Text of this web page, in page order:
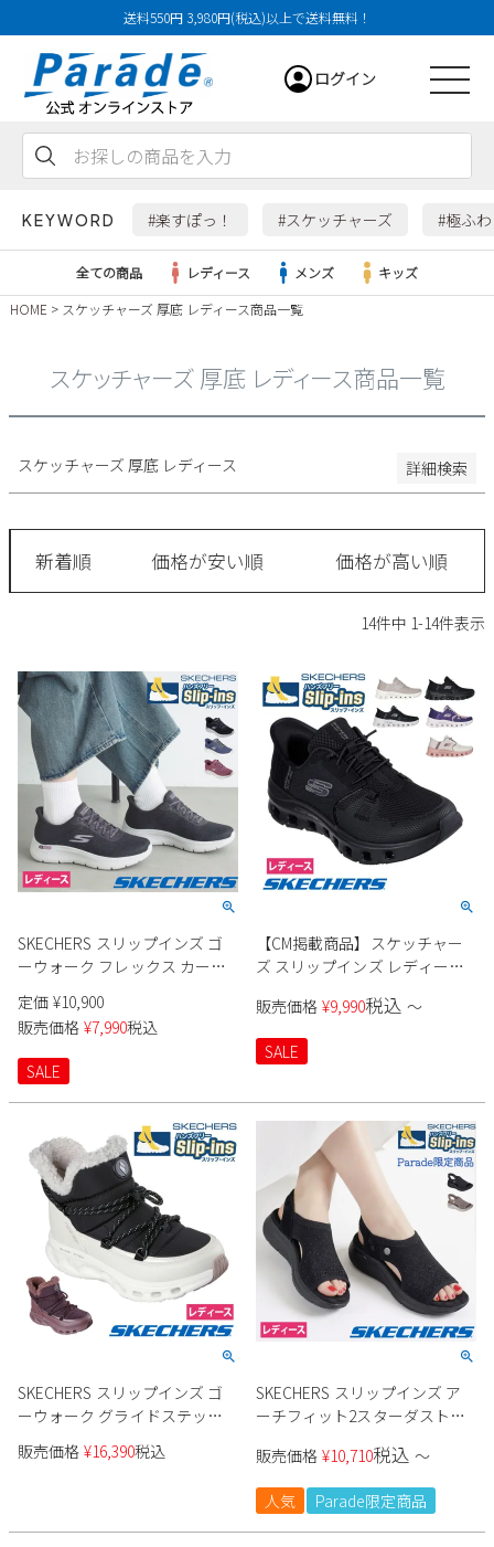
送料550円 3,980円(税込)以上で送料無料！
ログイン
KEYWORD #楽すぽっ！ #スケッチャーズ #極ふ
すべての商品
レインシューズ
スニーカー
ローファー
カジュアルシューズ
ワークシューズ
ブーツ
ウェア
Parade
SKECHERS
new balance
puma
すべての商品
サンダル
スニーカー
ビジネス・ドレスシューズ
ローファー
カジュアルシューズ
ブーツ
ウェア
Parade
SKECHERS
GAP
EDWIN
new balance
レインシューズ
スニーカー
スクール
フォーマル
Parade
SKECHERS
new balance
asics
瞬足
すべての商品
レディース新入荷
メンズ新入荷
キッズ新入荷
すべての商品
レディースSALE
メンズSALE
バッグ
すべての商品
リュック
ボディバッグ
ビジネスバッグ
トートバッグ
ショルダーバッグ
財布
雑貨
ケア用品
雑貨
詳細検索
店舗一覧
ご利用ガイド
お問い合わせ
メルマガ購買
営業日カレンダー
2026 年8月
日 月 木 金
土
6 7
8
全ての商品 レディース メンズ
キッズ
HOME
スケッチャーズ 厚底 レディース商品一覧
スケッチャーズ 厚底 レディース商品一覧
スケッチャーズ 厚底 レディース 詳細検索
29cm
29.5cm
31cm
32cm
特徴
防水・撥水
検索
新着順 価格が安い順 価格が高い順
14件中 1-14件表示
SKECHERS スリップインズ ゴ
ーウォーク フレックス カーラ
125516 レディース
定価 ¥10,900
販売価格 ¥7,990税込
SALE
【CM掲載商品】スケッチャー
ズ スリップインズ レディース
スリッポン ウォーキングシュ
ーズ SKECHERS Slip-ins グライ
ドステップ プロ 150420 ブラッ
ゴム紐 ノーマル幅 黒
販売価格 ¥9,990税込 〜
SALE
SKECHERS スリップインズ ゴ
ーウォーク グライドステップ
2.0 ブート - ジェイド 撥水
144882 レディース
販売価格 ¥16,390税込
SKECHERS スリップインズ ア
ーチフィット2スターダスト
販売価格 ¥10,710税込 〜
人気 Parade限定商品